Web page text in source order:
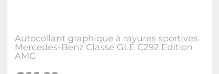
Autocollant graphique à rayures sportives
Mercedes-Benz Classe GLE C292 Edition
AMG